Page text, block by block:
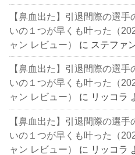
【鼻血出た】引退間際の選
いの１つが早くも叶った（
ャン レビュー）
に ステファ
【鼻血出た】引退間際の選
いの１つが早くも叶った（
ャン レビュー）
に リッコラ
【鼻血出た】引退間際の選
いの１つが早くも叶った（
ャン レビュー）
に リッコラ